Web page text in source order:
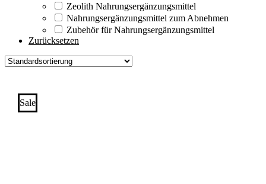
Zeolith Nahrungsergänzungsmittel
Nahrungsergänzungsmittel zum Abnehmen
Zubehör für Nahrungsergänzungsmittel
Zurücksetzen
Sale